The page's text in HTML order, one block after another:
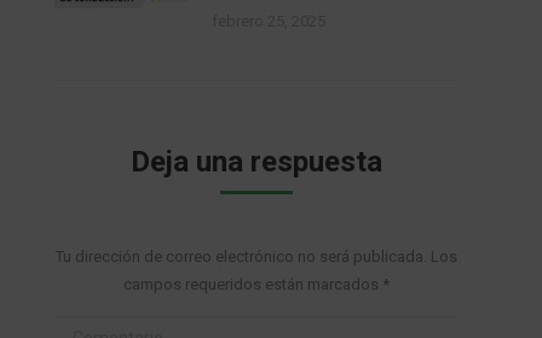
Deja una respuesta
Tu dirección de correo electrónico no será publicada. Los
campos requeridos están marcados *